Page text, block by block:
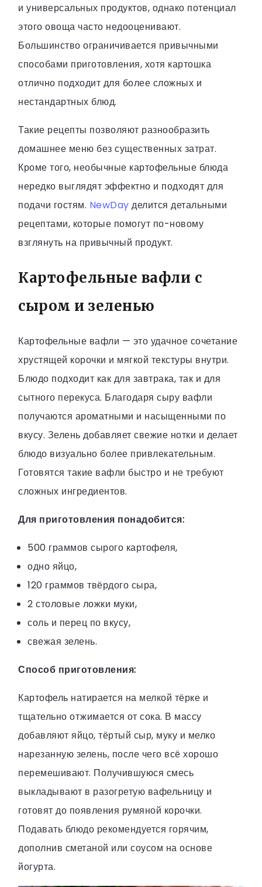
и универсальных продуктов, однако потенциал
этого овоща часто недооценивают.
Большинство ограничивается привычными
способами приготовления, хотя картошка
отлично подходит для более сложных и
нестандартных блюд.
Такие рецепты позволяют разнообразить
домашнее меню без существенных затрат.
Кроме того, необычные картофельные блюда
нередко выглядят эффектно и подходят для
подачи гостям. NewDay делится детальными
рецептами, которые помогут по-новому
взглянуть на привычный продукт.
Картофельные вафли с
сыром и зеленью
Картофельные вафли — это удачное сочетание
хрустящей корочки и мягкой текстуры внутри.
Блюдо подходит как для завтрака, так и для
сытного перекуса. Благодаря сыру вафли
получаются ароматными и насыщенными по
вкусу. Зелень добавляет свежие нотки и делает
блюдо визуально более привлекательным.
Готовятся такие вафли быстро и не требуют
сложных ингредиентов.
Для приготовления понадобится:
500 граммов сырого картофеля,
одно яйцо,
120 граммов твёрдого сыра,
2 столовые ложки муки,
соль и перец по вкусу,
свежая зелень.
Способ приготовления:
Картофель натирается на мелкой тёрке и
тщательно отжимается от сока. В массу
добавляют яйцо, тёртый сыр, муку и мелко
нарезанную зелень, после чего всё хорошо
перемешивают. Получившуюся смесь
выкладывают в разогретую вафельницу и
готовят до появления румяной корочки.
Подавать блюдо рекомендуется горячим,
дополнив сметаной или соусом на основе
йогурта.